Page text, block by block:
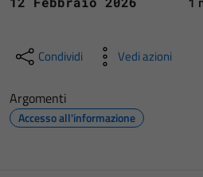
Condividi Vedi azioni
Argomenti
Accesso all'informazione